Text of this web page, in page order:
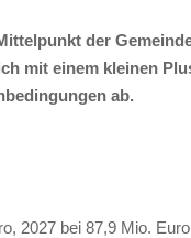
der
mit einem kleinen
ab.
2027 bei 87,9 Mio.